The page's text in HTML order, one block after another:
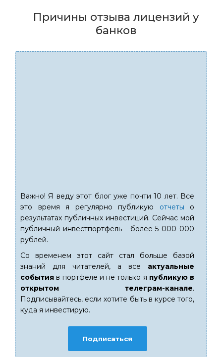
Причины отзыва лицензий у
банков
Важно! Я веду этот блог уже почти 10 лет. Все
это время я регулярно публикую отчеты о
результатах публичных инвестиций. Сейчас мой
публичный инвестпортфель - более 5 000 000
рублей.
Со временем этот сайт стал больше базой
знаний для читателей, а все актуальные
события в портфеле и не только я публикую в
открытом телеграм-канале.
Подписывайтесь, если хотите быть в курсе того,
куда я инвестирую.
Подписаться